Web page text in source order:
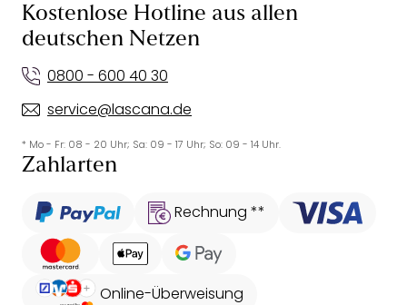
Kostenlose Hotline aus allen
deutschen Netzen
0800 - 600 40 30
service@lascana.de
* Mo - Fr: 08 - 20 Uhr; Sa: 09 - 17 Uhr; So: 09 - 14 Uhr.
Zahlarten
Rechnung **
Online-Überweisung